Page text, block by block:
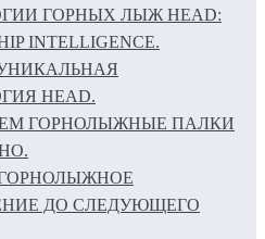
ГОРНЫХ ЛЫЖ HEAD:
INTELLIGENCE.
HEAD.
ГОРНОЛЫЖНЫЕ ПАЛКИ
ДО СЛЕДУЮЩЕГО